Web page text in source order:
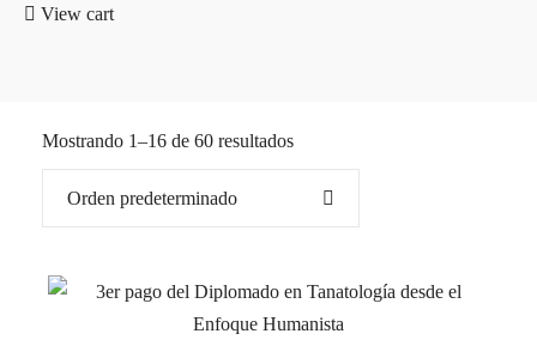
View cart
Mostrando 1–16 de 60 resultados